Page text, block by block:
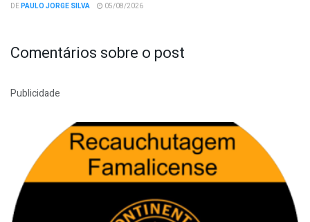
DEPAULO JORGE SILVA 05/08/2026
Comentários sobre o post
Publicidade